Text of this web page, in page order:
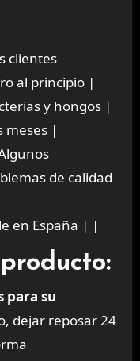
clientes
al principio |
y hongos |
meses |
de calidad
en España | |
para su
dejar reposar 24